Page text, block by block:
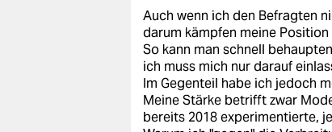
wahrheit
verlag
verlag
veranstaltungen
Auch wenn ich den Befragten
darum kämpfen meine
So kann man schnell
ich muss mich nur darauf
Im Gegenteil habe ich jedoch
Meine Stärke betrifft zwar
bereits 2018 experimentierte,